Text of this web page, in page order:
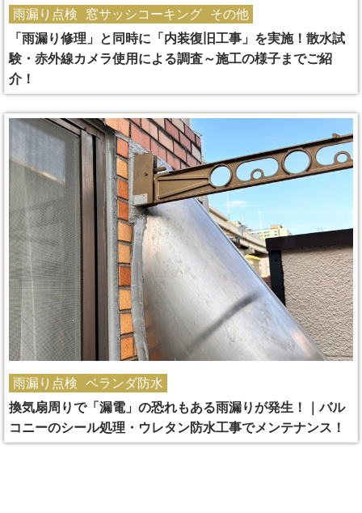
雨漏り点検 窓サッシコーキング
その他
「雨漏り修理」と同時に「内装復旧工事」を実施！散水試
験・赤外線カメラ使用による調査～施工の様子までご紹
介！
雨漏り点検
ベランダ防水
換気扇周りで「漏電」の恐れもある雨漏りが発生！｜バル
コニーのシール処理・ウレタン防水工事でメンテナンス！